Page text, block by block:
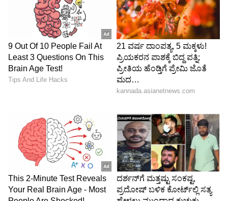
ಇಬ್ಬರನ್ನೂ ಬಂಧಿಸಿರುವ ಪೊಲೀಸರು, ಅವರ ವಿರುದ್ಧ ಪ್ರಕರಣ
ದಾಖಲಿಸಿಕೊಂಡು ಮುಂದಿನ ತನಿಖೆ ಕೈಗೊಂಡಿದ್ದಾರೆ.
5
Image Credit :Our Own
ಜನರಿಂದ ಭ್ರಷ್ಟಾಚಾರವನ್ನೂ ಸಹಿಸೊಲ್ಲ
ಸಾಮಾನ್ಯವಾಗಿ ಲಂಚಕ್ಕಾಗಿ ಪೀಡಿಸುವ ಅಧಿಕಾರಿಗಳ ನಡುವೆ,